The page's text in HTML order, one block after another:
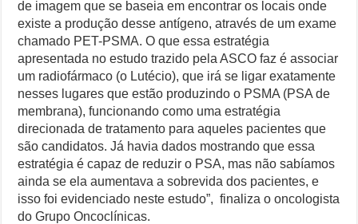
de imagem que se baseia em encontrar os locais onde
existe a produção desse antígeno, através de um exame
chamado PET-PSMA. O que essa estratégia
apresentada no estudo trazido pela ASCO faz é associar
um radiofármaco (o Lutécio), que irá se ligar exatamente
nesses lugares que estão produzindo o PSMA (PSA de
membrana), funcionando como uma estratégia
direcionada de tratamento para aqueles pacientes que
são candidatos. Já havia dados mostrando que essa
estratégia é capaz de reduzir o PSA, mas não sabíamos
ainda se ela aumentava a sobrevida dos pacientes, e
isso foi evidenciado neste estudo”, finaliza o oncologista
do Grupo Oncoclínicas.